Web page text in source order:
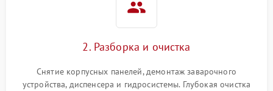
2. Разборка и очистка
Снятие корпусных панелей, демонтаж заварочного
устройства, диспенсера и гидросистемы. Глубокая очистка